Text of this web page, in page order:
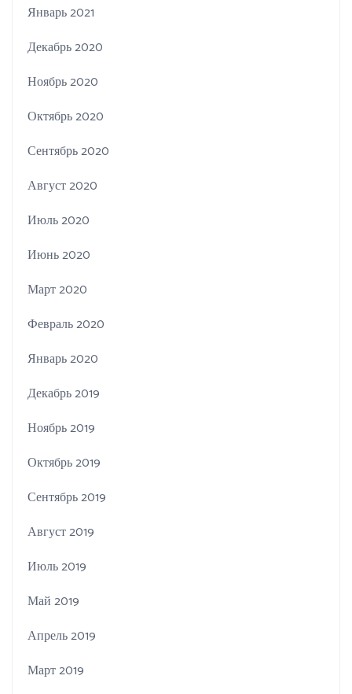
Январь 2021
Декабрь 2020
Ноябрь 2020
Октябрь 2020
Сентябрь 2020
Август 2020
Июль 2020
Июнь 2020
Март 2020
Февраль 2020
Январь 2020
Декабрь 2019
Ноябрь 2019
Октябрь 2019
Сентябрь 2019
Август 2019
Июль 2019
Май 2019
Апрель 2019
Март 2019